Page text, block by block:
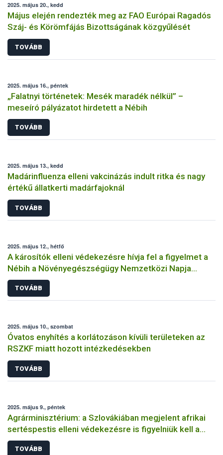
2025. május 20., kedd
Május elején rendezték meg az FAO Európai Ragadós
Száj- és Körömfájás Bizottságának közgyűlését
TOVÁBB
2025. május 16., péntek
„Falatnyi történetek: Mesék maradék nélkül” –
meseíró pályázatot hirdetett a Nébih
TOVÁBB
2025. május 13., kedd
Madárinfluenza elleni vakcinázás indult ritka és nagy
értékű állatkerti madárfajoknál
TOVÁBB
2025. május 12., hétfő
A károsítók elleni védekezésre hívja fel a figyelmet a
Nébih a Növényegészségügy Nemzetközi Napja
alkalmából
TOVÁBB
2025. május 10., szombat
Óvatos enyhítés a korlátozáson kívüli területeken az
RSZKF miatt hozott intézkedésekben
TOVÁBB
2025. május 9., péntek
Agrárminisztérium: a Szlovákiában megjelent afrikai
sertéspestis elleni védekezésre is figyelniük kell a
hazai állattartóknak
TOVÁBB